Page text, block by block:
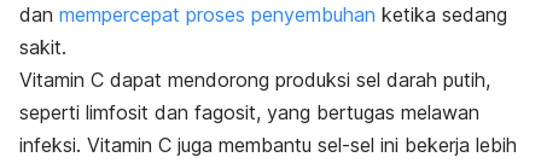
dan mempercepat proses penyembuhan ketika sedang
sakit.
Vitamin C dapat mendorong produksi sel darah putih,
seperti limfosit dan fagosit, yang bertugas melawan
infeksi. Vitamin C juga membantu sel-sel ini bekerja lebih